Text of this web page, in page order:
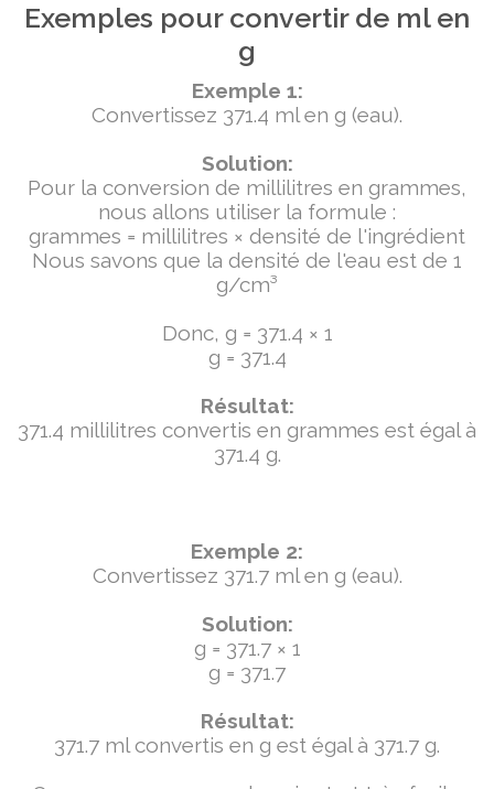
Exemples pour convertir de ml en
g
Exemple 1:
Convertissez 371.4 ml en g (eau).
Solution:
Pour la conversion de millilitres en grammes,
nous allons utiliser la formule :
grammes = millilitres × densité de l'ingrédient
Nous savons que la densité de l'eau est de 1
g/cm³
Donc, g = 371.4 × 1
g = 371.4
Résultat:
371.4 millilitres convertis en grammes est égal à
371.4 g.
Exemple 2:
Convertissez 371.7 ml en g (eau).
Solution:
g = 371.7 × 1
g = 371.7
Résultat:
371.7 ml convertis en g est égal à 371.7 g.